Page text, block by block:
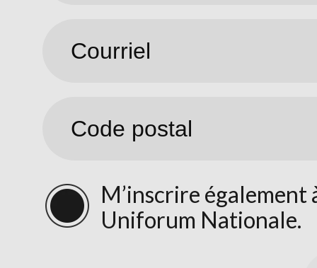
M’inscrire également
Uniforum Nationale.